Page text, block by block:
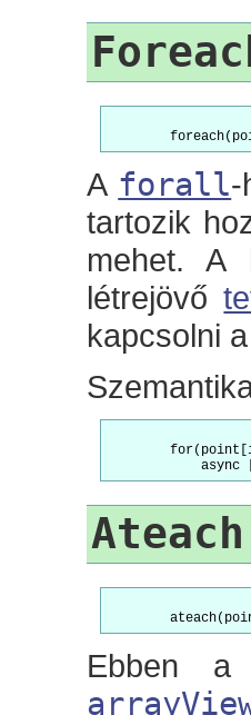
A forall-
tartozik
mehet. A
létrejövő
kapcsolni
Ateach
Ebben a